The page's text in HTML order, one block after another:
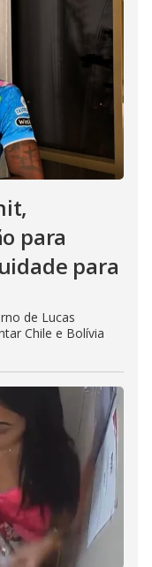
para
para
de Lucas
Chile e Bolívia